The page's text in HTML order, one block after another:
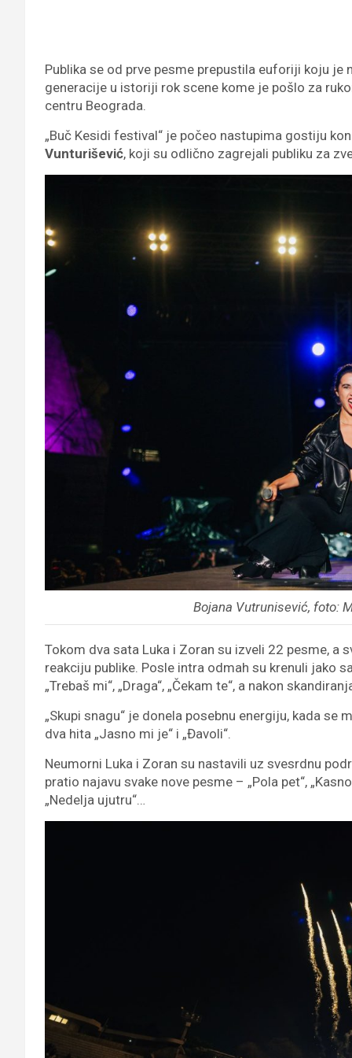
Publika se od prve pesme prepustila euforiji koju je
generacije u istoriji rok scene kome je pošlo za
centru Beograda.
„Buč Kesidi festival“ je počeo nastupima gostiju
Vunturišević, koji su odlično zagrejali publiku za
Bojana Vutrunisević, foto:
Tokom dva sata Luka i Zoran su izveli 22 pesme, a
reakciju publike. Posle intra odmah su krenuli jako
„Trebaš mi“, „Draga“, „Čekam te“, a nakon
„Skupi snagu“ je donela posebnu energiju, kada
dva hita „Jasno mi je“ i „Đavoli“.
Neumorni Luka i Zoran su nastavili uz svesrdnu
pratio najavu svake nove pesme – „Pola pet“,
„Nedelja ujutru“…